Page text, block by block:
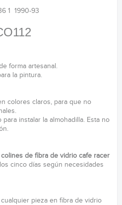
1 1990-93
forma artesanal.
la pintura.
colores claros, para que no
instalar la almohadilla. Esta no
colines de fibra de vidrio cafe racer
cinco días según necesidades
pieza en fibra de vidrio